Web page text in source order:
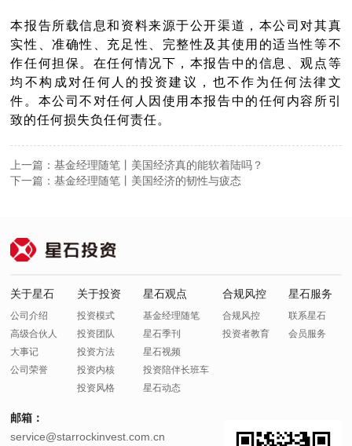
本报告所载信息和资料来源于公开渠道，本公司对其真
实性、准确性、充足性、完整性及其使用的适当性等不
作任何担保。在任何情况下，本报告中的信息、观点等
均不构成对任何人的投资建议，也不作为任何法律文
件。本公司不对任何人因使用本报告中的任何内容所引
致的任何损失负任何责任。
上一篇：基金经理随笔丨美国经济真的能软着陆吗？
下一篇：基金经理随笔丨美国经济的韧性与疲态
关于星石
公司介绍
高级合伙人
大事记
公司荣誉
关于投资
投资模式
投资团队
投资方法
投资内核
投资风格
星石观点
基金经理随笔
星石季刊
星石视频
投资陪伴长班车
星石动态
合规风控
合规风控
投资者教育
星石服务
联系星石
会员服务
邮箱：
service@starrockinvest.com.cn